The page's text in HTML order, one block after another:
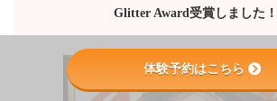
Glitter Award受賞しました！
体験予約はこちら